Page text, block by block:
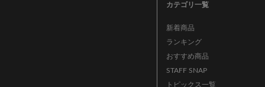
カテゴリ一覧
新着商品
ランキング
おすすめ商品
STAFF SNAP
トピックス一覧